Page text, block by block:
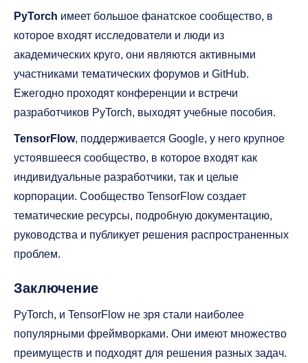
PyTorch имеет большое фанатское сообщество, в
которое входят исследователи и люди из
академических круго, они являются активными
участниками тематических форумов и GitHub.
Ежегодно проходят конференции и встречи
разработчиков PyTorch, выходят учебные пособия.
TensorFlow, поддерживается Google, у него крупное
устоявшееся сообщество, в которое входят как
индивидуальные разработчики, так и целые
корпорации. Сообщество TensorFlow создает
тематические ресурсы, подробную документацию,
руководства и публикует решения распространенных
проблем.
Заключение
PyTorch, и TensorFlow не зря стали наиболее
популярными фреймворками. Они имеют множество
преимуществ и подходят для решения разных задач.